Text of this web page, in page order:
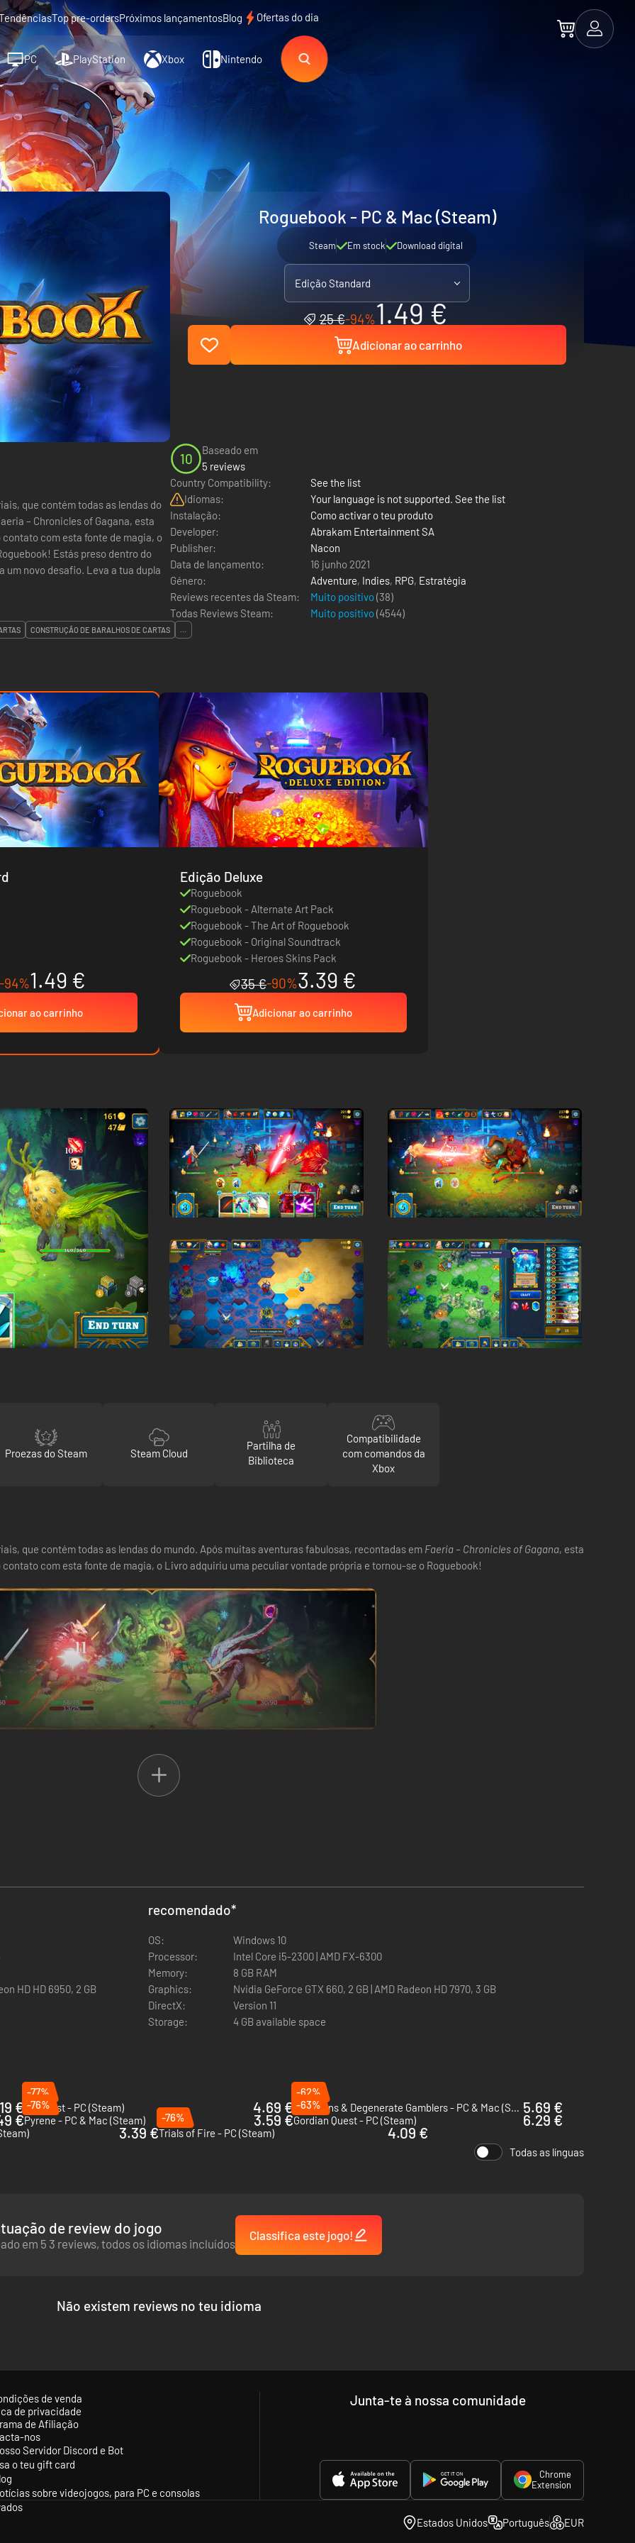
Top pre-ordersPróximos lançamentosBlog Ofertas do dia
PC PlayStation Xbox Nintendo
Roguebook - PC & Mac (Steam)
Steam Em stock Download digital
Edição Standard
25 €-94%1.49 €
Adicionar ao carrinho
que contém todas as lendas do
– Chronicles of Gagana, esta
com esta fonte de magia, o
Estás preso dentro do
um novo desafio. Leva a tua dupla
10
Baseado em
5 reviews
Country Compatibility:
See the list
Idiomas:
Your language is not supported. See the list
Instalação:
Como activar o teu produto
Developer:
Abrakam Entertainment SA
Publisher:
Nacon
Data de lançamento:
16 junho 2021
Género:
Adventure, Indies, RPG, Estratégia
Reviews recentes da Steam:
Muito positivo(38)
Todas Reviews Steam:
Muito positivo(4544)
CONSTRUÇÃO DE BARALHOS DE CARTAS ...
94%1.49 €
ao carrinho
Edição Deluxe
Roguebook
Roguebook - Alternate Art Pack
Roguebook - The Art of Roguebook
Roguebook - Original Soundtrack
Roguebook - Heroes Skins Pack
35 €-90%3.39 €
Adicionar ao carrinho
Proezas do Steam Steam Cloud
Partilha de
Biblioteca
Compatibilidade
com comandos da
Xbox
que contém todas as lendas do mundo. Após muitas aventuras fabulosas, recontadas em Faeria – Chronicles of Gagana, esta
com esta fonte de magia, o Livro adquiriu uma peculiar vontade própria e tornou-se o Roguebook!
cada página representa um novo desafio. Leva a tua dupla de heróis à vitória neste deckbuilder estilo roguelike, desenvolvido em
. Escolhe as melhores sinergias entre cartas, relíquias e habilidades para enfrentar o Roguebook.
montar estrategicamente à medida que progrides. Nunca jogarás com o mesmo deck duas vezes.
com 30 gemas especiais. Junta 80 relíquias com efeitos extraordinários.
árvore de habilidades exclusiva para desbloqueares. Recolhe cartas e escolhe as melhores habilidades!
PINCELADA
HD HD 6950, 2 GB
recomendado*
OS:
Windows 10
Processor:
Intel Core i5-2300 | AMD FX-6300
Memory:
8 GB RAM
Graphics:
Nvidia GeForce GTX 660, 2 GB | AMD Radeon HD 7970, 3 GB
DirectX:
Version 11
Storage:
4 GB available space
€
-77%
Wildfrost - PC (Steam)
4.69 €
-62%
Dungeons & Degenerate Gamblers - PC & Mac (Steam) 5.69 €
€
-76%
Pyrene - PC & Mac (Steam)
3.59 €
-63%
Gordian Quest - PC (Steam)
6.29 €
3.39 €
-76%
Trials of Fire - PC (Steam)
4.09 €
Todas as línguas
de review do jogo
em 5 3 reviews, todos os idiomas incluídos
Classifica este jogo!
Não existem reviews no teu idioma
de venda
de privacidade
de Afiliação
nos
Servidor Discord e Bot
o teu gift card
sobre videojogos, para PC e consolas
Junta-te à nossa comunidade
Chrome
Extension
Estados Unidos Português EUR